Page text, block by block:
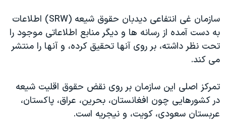
سازمان غی انتفاعی دیدبان حقوق شیعه (SRW) اطلاعات
به دست آمده از رسانه ها و دیگر منابع اطلاعاتی موجود را
تحت نظر داشته، بر روی آنها تحقیق کرده، و آنها را منتشر
می کند.
تمرکز اصلی این سازمان بر روی نقض حقوق اقلیت شیعه
در کشورهایی چون افغانستان، بحرین، عراق، پاکستان،
عربستان سعودی، کویت، و نیجریه است.